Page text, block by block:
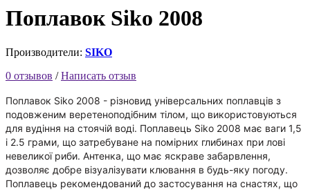
Поплавок Siko 2008
Производители: SIKO
0 отзывов /Написать отзыв
Поплавок Siko 2008 - різновид універсальних поплавців з
подовженим веретеноподібним тілом, що використовуються
для вудіння на стоячій воді. Поплавець Siko 2008 має ваги 1,5
і 2.5 грами, що затребуване на помірних глибинах при лові
невеликої риби. Антенка, що має яскраве забарвлення,
дозволяє добре візуалізувати клювання в будь-яку погоду.
Поплавець рекомендований до застосування на снастях, що